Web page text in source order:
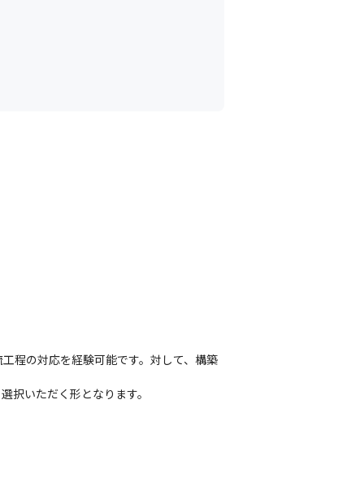
程の対応を経験可能です。対して、構築
択いただく形となります。